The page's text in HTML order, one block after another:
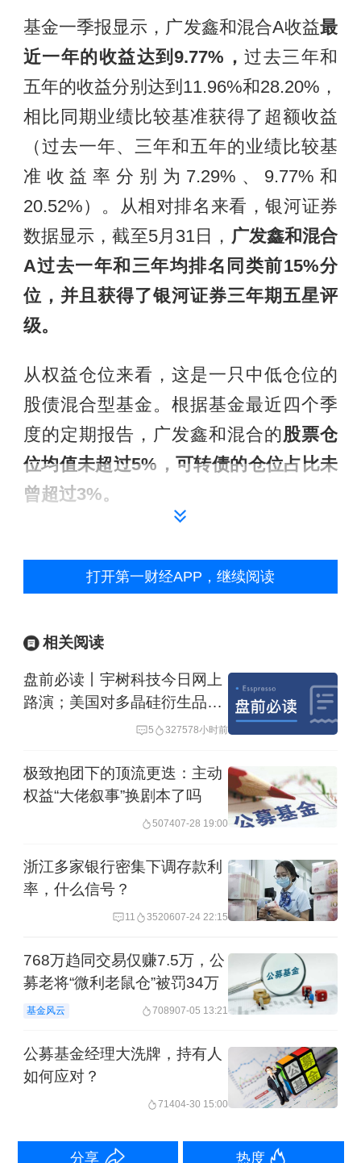
基金一季报显示，广发鑫和混合A收益最
近一年的收益达到9.77%，过去三年和
五年的收益分别达到11.96%和28.20%，
相比同期业绩比较基准获得了超额收益
（过去一年、三年和五年的业绩比较基
准收益率分别为7.29%、9.77%和
20.52%）。从相对排名来看，银河证券
数据显示，截至5月31日， 广发鑫和混合
A过去一年和三年均排名同类前15%分
位，并且获得了银河证券三年期五星评
级。
从权益仓位来看，这是一只中低仓位的
股债混合型基金。根据基金最近四个季
度的定期报告，广发鑫和混合的股票仓
位均值未超过5%，可转债的仓位占比未
曾超过3%。
业耕耘。广发鑫和混合的基金经理吴迪
从业经历，5年公募基金经理管理经验，
在多年的从业实践中，她形成了注重通
过经济周期和股债资产表现来灵活调整
理应在各类资产中挖掘结构性机会，对
细分资产、品种、板块进行精细化管
会，也要注重回撤控制，优化投资者持
有体验。
结合基金定期报告，广发鑫和混合过往
的资产配置操作比较灵活。例如，今年
一季度，广发鑫和混合止盈了部分股票
转债仓位（由上期的2.45%降至
1.26%），方向上增配了科技板块；债
打开第一财经APP，继续阅读
相关阅读
盘前必读丨宇树科技今日网上
路演；美国对多晶硅衍生品加
5 327578小时前
极致抱团下的顶流更迭：主动
权益“大佬叙事”换剧本了吗
507407-28 19:00
浙江多家银行密集下调存款利
率，什么信号？
11 3520607-24 22:15
768万趋同交易仅赚7.5万，公
募老将“微利老鼠仓”被罚34万
基金风云 708907-05 13:21
公募基金经理大洗牌，持有人
如何应对？
71404-30 15:00
分享 热度